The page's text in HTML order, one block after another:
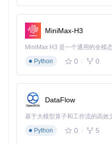
MiniMax-H3
Python
0 0
DataFlow
基于大模型算子和工作流的高效
Python
0 5